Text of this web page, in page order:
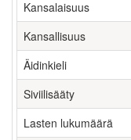
Kansalaisuus
Kansallisuus
Äidinkieli
Siviilisääty
Lasten lukumäärä